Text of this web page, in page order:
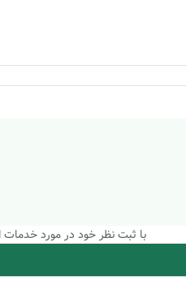
با ثبت نظر خود در مورد